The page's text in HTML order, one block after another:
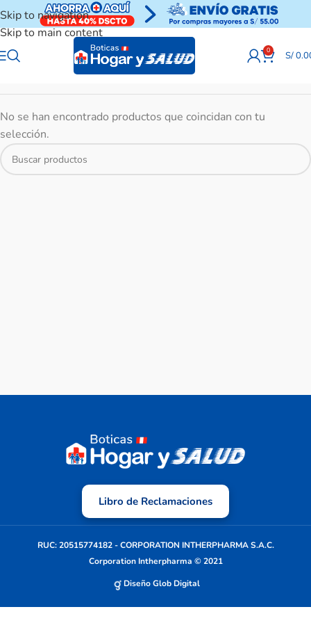
Skip to navigation
Skip to main content
0 S/
No se han encontrado productos que coincidan con tu
selección.
Libro de Reclamaciones
RUC: 20515774182 - CORPORATION INTHERPHARMA S.A.C.
Corporation Intherpharma © 2021
Diseño Glob Digital